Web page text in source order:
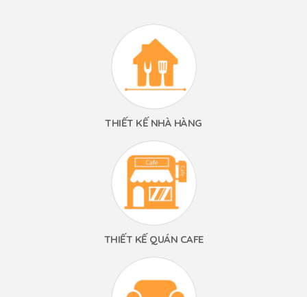
THIẾT KẾ NHÀ HÀNG
THIẾT KẾ QUÁN CAFE